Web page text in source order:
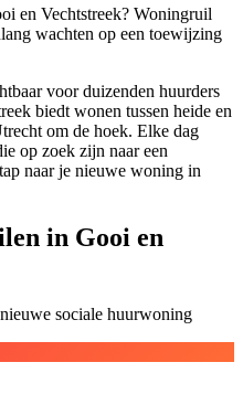
en Vechtstreek? Woningruil
wachten op een toewijzing
voor duizenden huurders
biedt wonen tussen heide en
om de hoek. Elke dag
op zoek zijn naar een
naar je nieuwe woning in
in Gooi en
sociale huurwoning